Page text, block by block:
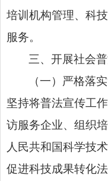
培训机构管理、科
服务。
三、开展社会
（一）严格落
坚持将普法宣传工
访服务企业、组织
人民共和国科学技
促进科技成果转化